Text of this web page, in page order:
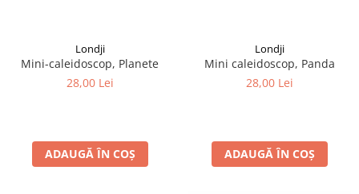
LEGO Architecture
LEGO Ideas
Londji
Mini-caleidoscop, Planete
28,00 Lei
ADAUGĂ ÎN COȘ
Londji
Mini caleidoscop, Panda
28,00 Lei
ADAUGĂ ÎN COȘ